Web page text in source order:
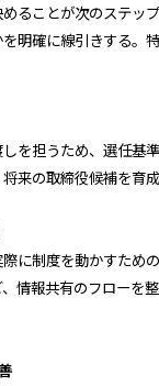
ることが次のステッ
明確に線引きする。
を担うため、選任基
来の取締役候補を育
に制度を動かすため
情報共有のフローを